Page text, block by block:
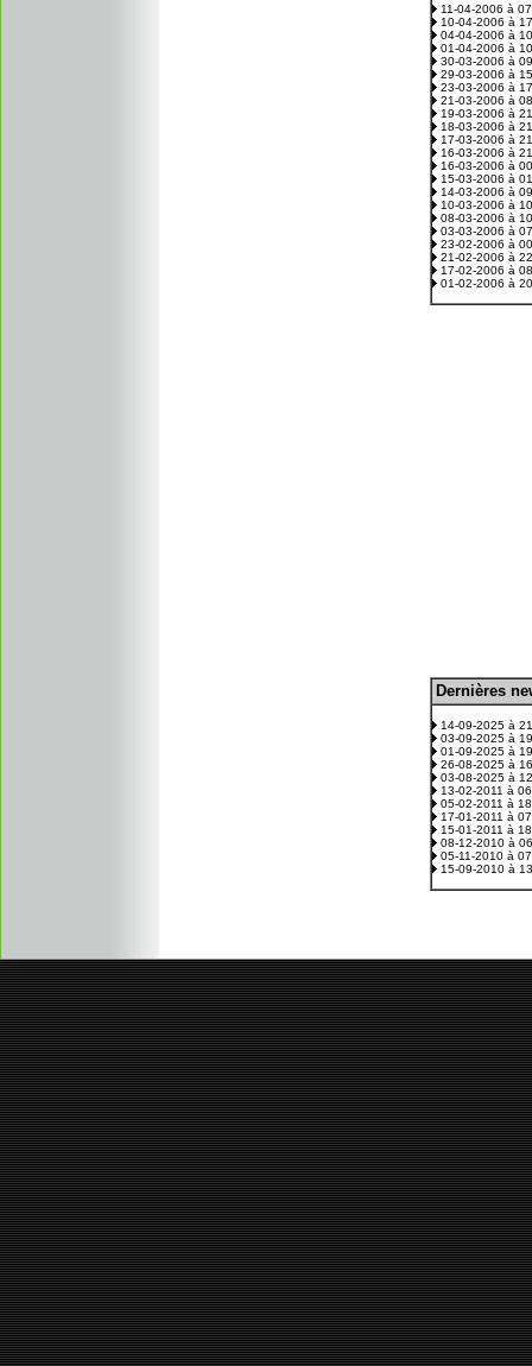
11-04-2006 à
10-04-2006 à
04-04-2006 à
01-04-2006 à
30-03-2006 à
29-03-2006 à
23-03-2006 à
21-03-2006 à
19-03-2006 à
18-03-2006 à
17-03-2006 à
16-03-2006 à
16-03-2006 à
15-03-2006 à
14-03-2006 à
10-03-2006 à
08-03-2006 à
03-03-2006 à
23-02-2006 à
21-02-2006 à
17-02-2006 à
01-02-2006 à
Dernières
14-09-2025 à
03-09-2025 à
01-09-2025 à
26-08-2025 à
03-08-2025 à
13-02-2011 à
05-02-2011 à
17-01-2011 à
15-01-2011 à
08-12-2010 à
05-11-2010 à
15-09-2010 à